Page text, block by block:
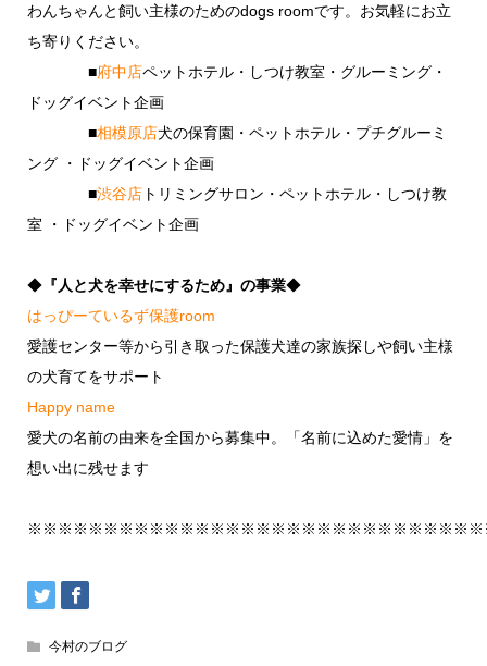
わんちゃんと飼い主様のためのdogs roomです。お気軽にお立
ち寄りください。
■府中店ペットホテル・しつけ教室・グルーミング・
ドッグイベント企画
■相模原店犬の保育園・ペットホテル・プチグルーミ
ング ・ドッグイベント企画
■渋谷店トリミングサロン・ペットホテル・しつけ教
室 ・ドッグイベント企画
◆『人と犬を幸せにするため』の事業◆
はっぴーているず保護room
愛護センター等から引き取った保護犬達の家族探しや飼い主様
の犬育てをサポート
Happy name
愛犬の名前の由来を全国から募集中。「名前に込めた愛情」を
想い出に残せます
今村のブログ